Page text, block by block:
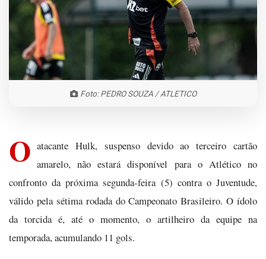
Foto: PEDRO SOUZA / ATLETICO
O atacante Hulk, suspenso devido ao terceiro cartão
amarelo, não estará disponível para o Atlético no
confronto da próxima segunda-feira (5) contra o Juventude,
válido pela sétima rodada do Campeonato Brasileiro. O ídolo
da torcida é, até o momento, o artilheiro da equipe na
temporada, acumulando 11 gols.